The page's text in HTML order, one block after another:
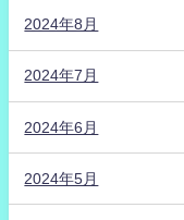
2024年8月
2024年7月
2024年6月
2024年5月